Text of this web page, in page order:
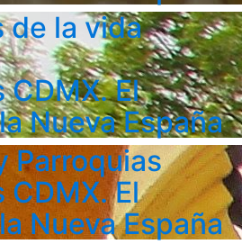
de la vida
El
Nueva España
Parroquias
El
Nueva España